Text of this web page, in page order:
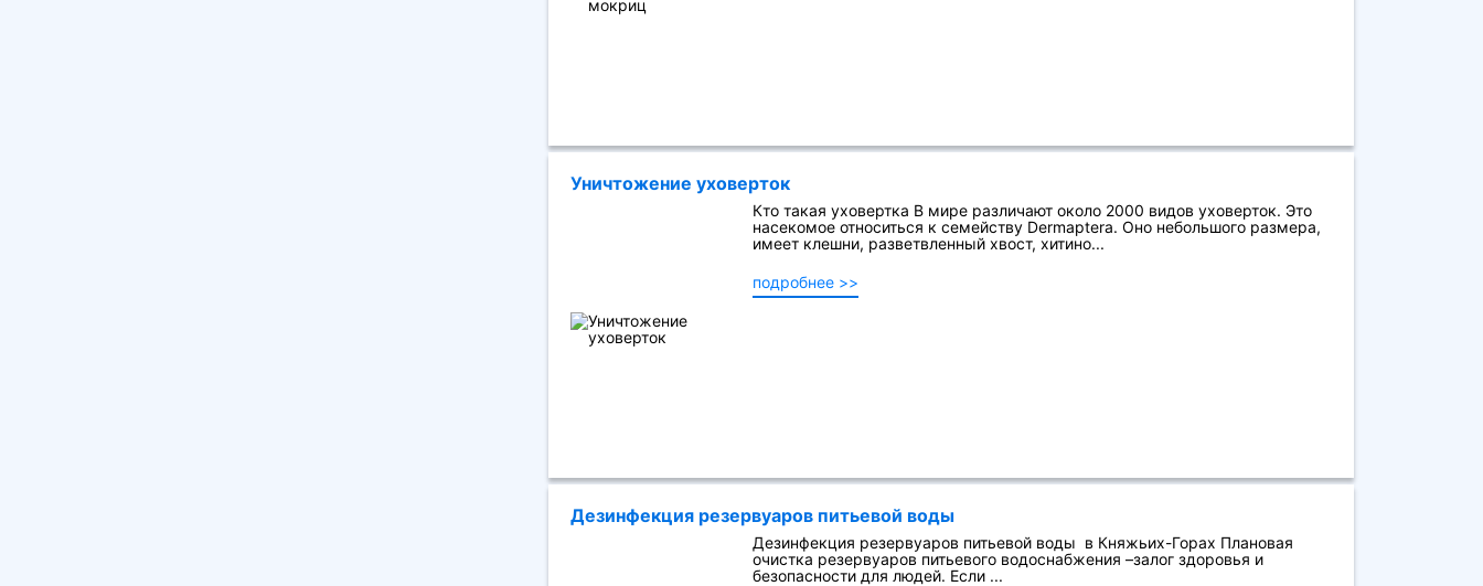
Уничтожение уховерток
Кто такая уховертка В мире различают около 2000 видов уховерток. Это
насекомое относиться к семейству Dermaptera. Оно небольшого размера,
имеет клешни, разветвленный хвост, хитино...
подробнее >>
Дезинфекция резервуаров питьевой воды
Дезинфекция резервуаров питьевой воды в Княжьих-Горах Плановая
очистка резервуаров питьевого водоснабжения –залог здоровья и
безопасности для людей. Если ...